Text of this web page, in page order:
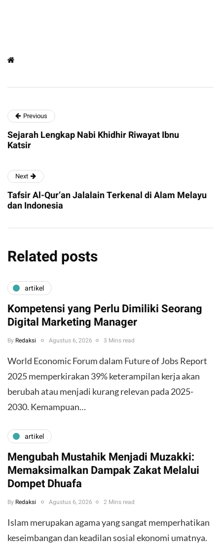
Previous
Sejarah Lengkap Nabi Khidhir Riwayat Ibnu
Katsir
Next
Tafsir Al-Qur’an Jalalain Terkenal di Alam Melayu
dan Indonesia
Related posts
artikel
Kompetensi yang Perlu Dimiliki Seorang
Digital Marketing Manager
By Redaksi Agustus 6, 2026 3 Mins read
World Economic Forum dalam Future of Jobs Report
2025 memperkirakan 39% keterampilan kerja akan
berubah atau menjadi kurang relevan pada 2025-
2030. Kemampuan…
artikel
Mengubah Mustahik Menjadi Muzakki:
Memaksimalkan Dampak Zakat Melalui
Dompet Dhuafa
By Redaksi Agustus 6, 2026 2 Mins read
Islam merupakan agama yang sangat memperhatikan
keseimbangan dan keadilan sosial ekonomi umatnya.